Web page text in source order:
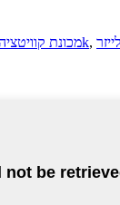
מכונת קוויטציה 40k,